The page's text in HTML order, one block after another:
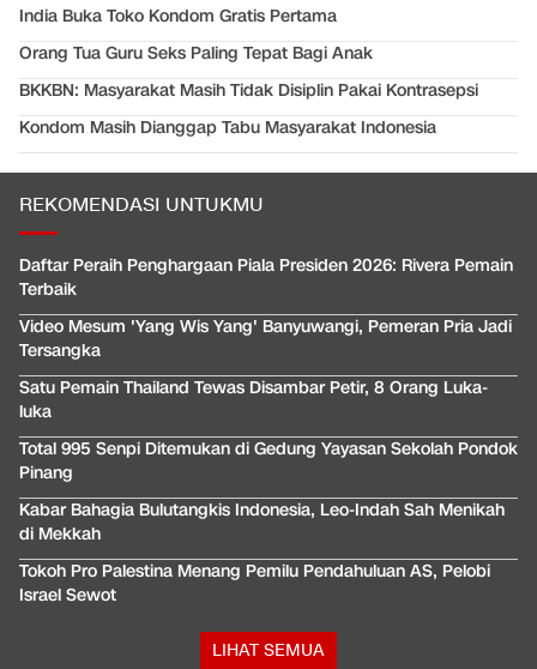
India Buka Toko Kondom Gratis Pertama
Orang Tua Guru Seks Paling Tepat Bagi Anak
BKKBN: Masyarakat Masih Tidak Disiplin Pakai Kontrasepsi
Kondom Masih Dianggap Tabu Masyarakat Indonesia
REKOMENDASI UNTUKMU
Daftar Peraih Penghargaan Piala Presiden 2026: Rivera Pemain
Terbaik
Video Mesum 'Yang Wis Yang' Banyuwangi, Pemeran Pria Jadi
Tersangka
Satu Pemain Thailand Tewas Disambar Petir, 8 Orang Luka-
luka
Total 995 Senpi Ditemukan di Gedung Yayasan Sekolah Pondok
Pinang
Kabar Bahagia Bulutangkis Indonesia, Leo-Indah Sah Menikah
di Mekkah
Tokoh Pro Palestina Menang Pemilu Pendahuluan AS, Pelobi
Israel Sewot
LIHAT SEMUA